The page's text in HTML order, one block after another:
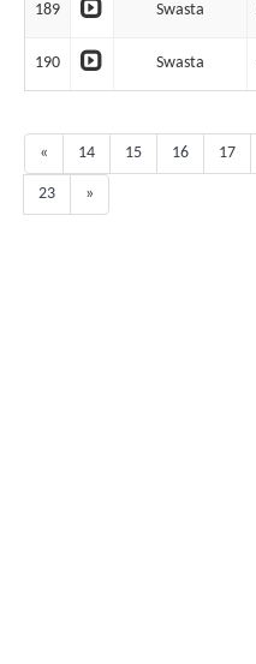
189 Swasta
190 Swasta
« 14 15 16 17
23 »